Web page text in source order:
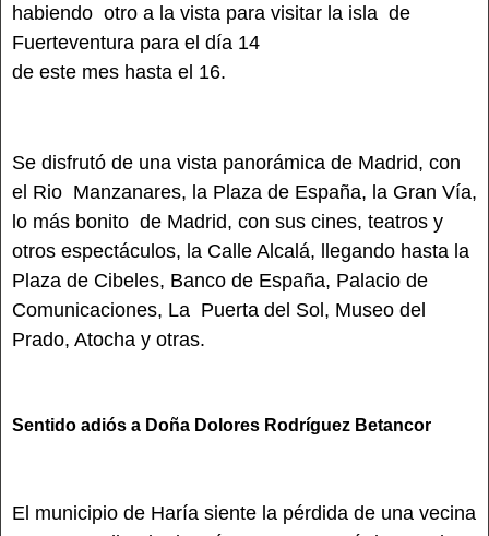
habiendo otro a la vista para visitar la isla de
Fuerteventura para el día 14
de este mes hasta el 16.
Se disfrutó de una vista panorámica de Madrid, con
el Rio Manzanares, la Plaza de España, la Gran Vía,
lo más bonito de Madrid, con sus cines, teatros y
otros espectáculos, la Calle Alcalá, llegando hasta la
Plaza de Cibeles, Banco de España, Palacio de
Comunicaciones, La Puerta del Sol, Museo del
Prado, Atocha y otras.
Sentido adiós a Doña Dolores Rodríguez Betancor
El municipio de Haría siente la pérdida de una vecina